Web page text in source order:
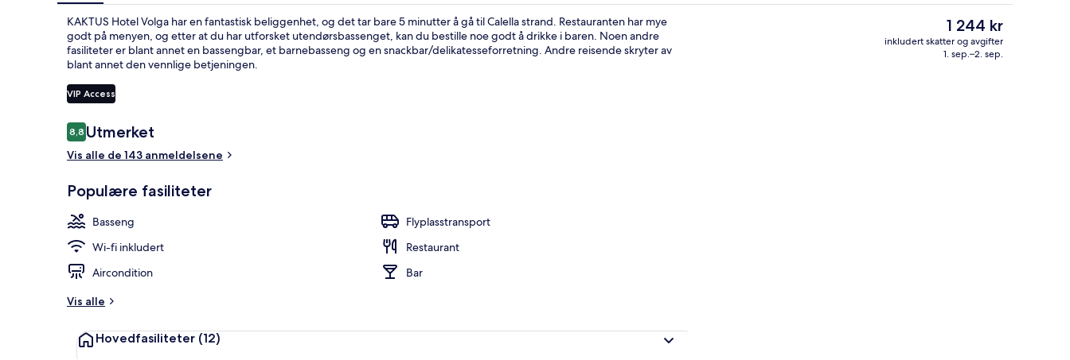
KAKTUS Hotel Volga har en fantastisk beliggenhet, og det tar bare 5 minutter å gå til Calella strand. Restauranten har mye
godt på menyen, og etter at du har utforsket utendørsbassenget, kan du bestille noe godt å drikke i baren. Noen andre
fasiliteter er blant annet en bassengbar, et barnebasseng og en snackbar/delikatesseforretning. Andre reisende skryter av
blant annet den vennlige betjeningen.
VIP Access
Anmeldelser
8,88,8 av 10 –
Utmerket
Vis alle de 143 anmeldelsene
Populære fasiliteter
Basseng
Flyplasstransport
Wi-fi inkludert
Restaurant
Aircondition
Bar
Vis alle
Hovedfasiliteter (12)
Den
nåværende
prisen
1 244 kr
inkludert skatter og avgifter
1. sep.–2. sep.